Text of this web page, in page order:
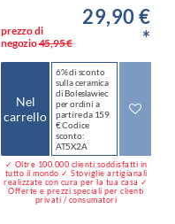
prezzo di
negozio45,95 €
29,90 €
*
Nel
carrello
6% di sconto
sulla ceramica
di Bolesławiec
per ordini a
partire da 159
€ Codice
sconto:
AT5X2A
✓ Oltre 100.000 clienti soddisfatti in
tutto il mondo ✓ Stoviglie artigianali
realizzate con cura per la tua casa ✓
Offerte e prezzi speciali per clienti
privati / consumatori